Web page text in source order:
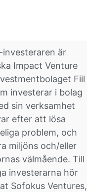
investeraren är
Impact Venture
Fiil
investerar i bolag
sin verksamhet
efter att lösa
problem, och
miljöns och/eller
välmående. Till
investerarna hör
Sofokus Ventures,